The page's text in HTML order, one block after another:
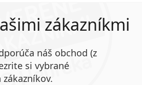
zákazníkmi
náš obchod (z
si vybrané